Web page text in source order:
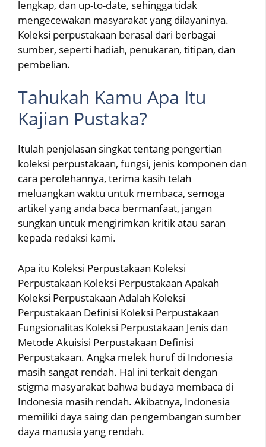
lengkap, dan up-to-date, sehingga tidak
mengecewakan masyarakat yang dilayaninya.
Koleksi perpustakaan berasal dari berbagai
sumber, seperti hadiah, penukaran, titipan, dan
pembelian.
Tahukah Kamu Apa Itu
Kajian Pustaka?
Itulah penjelasan singkat tentang pengertian
koleksi perpustakaan, fungsi, jenis komponen dan
cara perolehannya, terima kasih telah
meluangkan waktu untuk membaca, semoga
artikel yang anda baca bermanfaat, jangan
sungkan untuk mengirimkan kritik atau saran
kepada redaksi kami.
Apa itu Koleksi Perpustakaan Koleksi
Perpustakaan Koleksi Perpustakaan Apakah
Koleksi Perpustakaan Adalah Koleksi
Perpustakaan Definisi Koleksi Perpustakaan
Fungsionalitas Koleksi Perpustakaan Jenis dan
Metode Akuisisi Perpustakaan Definisi
Perpustakaan. Angka melek huruf di Indonesia
masih sangat rendah. Hal ini terkait dengan
stigma masyarakat bahwa budaya membaca di
Indonesia masih rendah. Akibatnya, Indonesia
memiliki daya saing dan pengembangan sumber
daya manusia yang rendah.